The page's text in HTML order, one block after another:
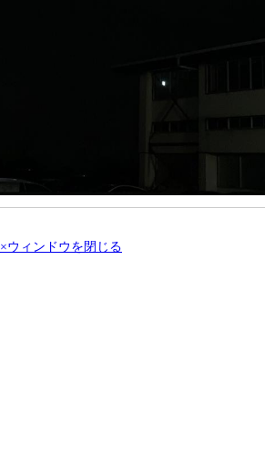
×ウィンドウを閉じる